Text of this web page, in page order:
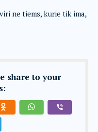
ne tiems, kurie tik ima,
share to your